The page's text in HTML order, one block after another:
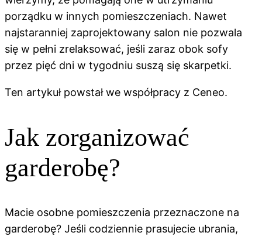
porządku w innych pomieszczeniach. Nawet
najstaranniej zaprojektowany salon nie pozwala
się w pełni zrelaksować, jeśli zaraz obok sofy
przez pięć dni w tygodniu suszą się skarpetki.
Ten artykuł powstał we współpracy z Ceneo.
Jak zorganizować
garderobę?
Macie osobne pomieszczenia przeznaczone na
garderobę? Jeśli codziennie prasujecie ubrania,